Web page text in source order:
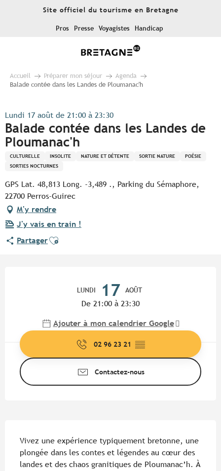
Site officiel du tourisme en Bretagne
Pros Presse Voyagistes Handicap
Accueil Préparer mon séjour
Agenda
Balade contée dans les Landes de Ploumanac'h
Lundi 17 août de 21:00 à 23:30
Balade contée dans les Landes de
Ploumanac'h
CULTURELLE INSOLITE NATURE ET DÉTENTE SORTIE NATURE
POÉSIE
SORTIES NOCTURNES
GPS Lat. 48,813 Long. -3,489 ., Parking du Sémaphore,
22700 Perros-Guirec
M'y rendre
J'y vais en train !
PartagerAjouter aux favoris
LUNDI 17 AOÛT
De 21:00 à 23:30
Ajouter à mon calendrier Google
02 96 23 21 ▒▒
Contactez-nous
Vivez une expérience typiquement bretonne, une
plongée dans les contes et légendes au cœur des
landes et des chaos granitiques de Ploumanac’h. À